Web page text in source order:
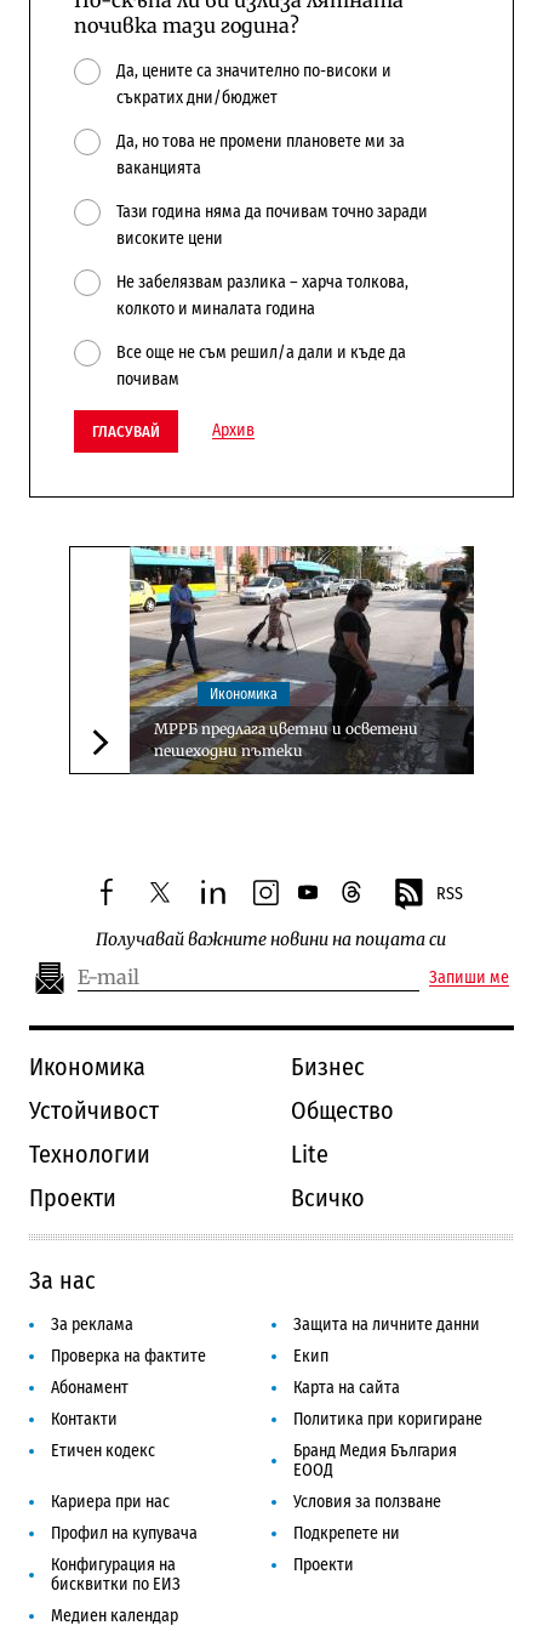
почивка тази година?
Да, цените са значително по-високи и
съкратих дни/бюджет
Да, но това не промени плановете ми за
ваканцията
Тази година няма да почивам точно заради
високите цени
Не забелязвам разлика – харча толкова,
колкото и миналата година
Все още не съм решил/а дали и къде да
почивам
ГЛАСУВАЙ Архив
Следваща новина
Икономика
МРРБ предлага цветни и осветени
пешеходни пътеки
facebooktwitterlinkedininstagram
youtubethreads RSS
Получавай важните новини на пощата си
Запиши ме
Икономика
Бизнес
Устойчивост
Общество
Технологии
Lite
Проекти
Всичко
За нас
За реклама
Защита на личните данни
Проверка на фактите
Екип
Абонамент
Карта на сайта
Контакти
Политика при коригиране
Етичен кодекс
Бранд Медия България
ЕООД
Кариера при нас
Условия за ползване
Профил на купувача
Подкрепете ни
Конфигурация на
бисквитки по ЕИЗ
Проекти
Медиен календар